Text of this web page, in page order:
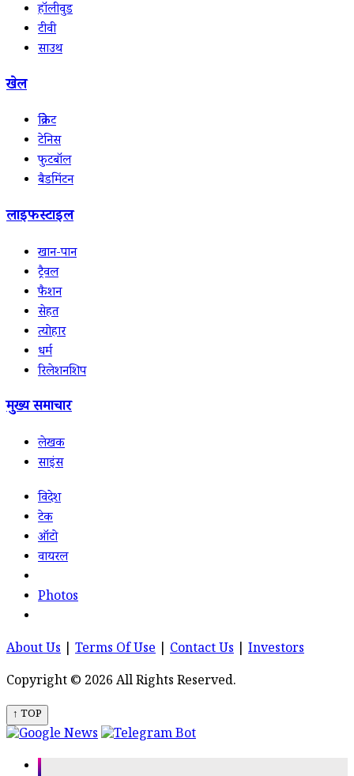
हॉलीवुड
टीवी
साउथ
खेल
क्रिकेट
टेनिस
फुटबॉल
बैडमिंटन
लाइफस्टाइल
खान-पान
ट्रैवल
फैशन
सेहत
त्योहार
धर्म
रिलेशनशिप
मुख्य समाचार
लेखक
साइंस
विदेश
टेक
ऑटो
वायरल
Photos
About Us Terms Of Use Contact Us
Investors
Copyright © 2026 All Rights Reserved.
↑ TOP